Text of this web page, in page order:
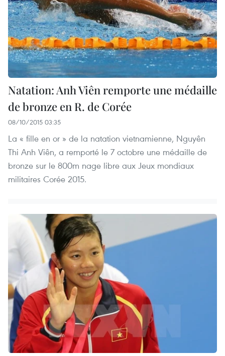
Natation: Anh Viên remporte une médaille
de bronze en R. de Corée
08/10/2015 03:35
La « fille en or » de la natation vietnamienne, Nguyên
Thi Anh Viên, a remporté le 7 octobre une médaille de
bronze sur le 800m nage libre aux Jeux mondiaux
militaires Corée 2015.